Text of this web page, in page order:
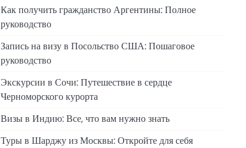
Как получить гражданство Аргентины: Полное
руководство
Запись на визу в Посольство США: Пошаговое
руководство
Экскурсии в Сочи: Путешествие в сердце
Черноморского курорта
Визы в Индию: Все, что вам нужно знать
Туры в Шарджу из Москвы: Откройте для себя